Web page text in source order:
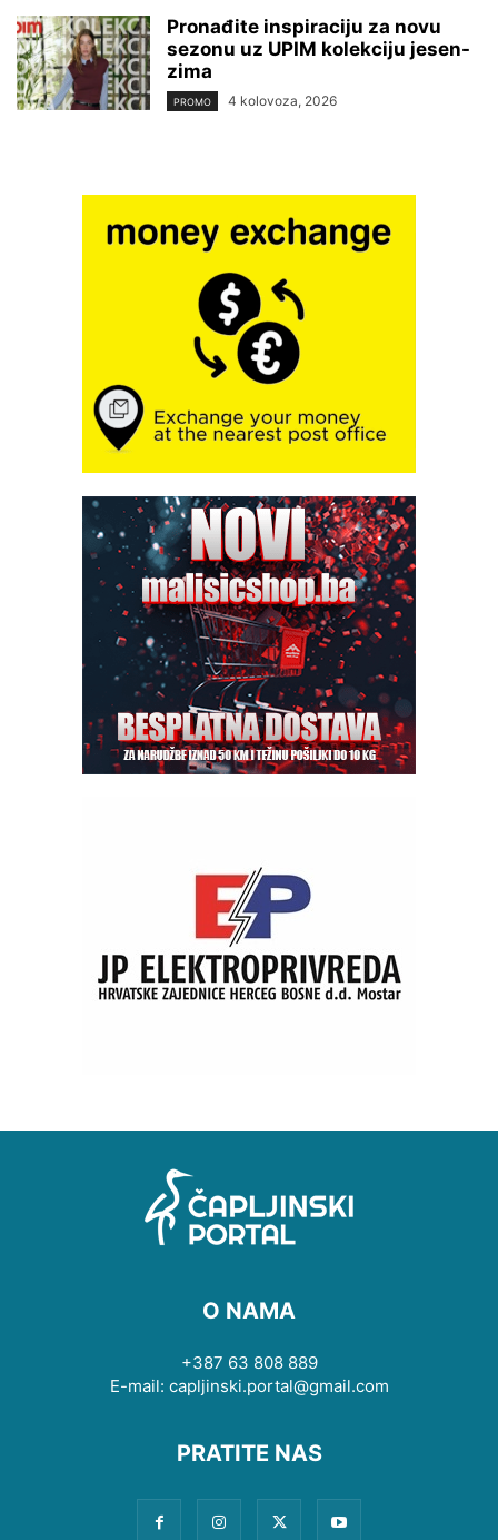
Pronađite inspiraciju za novu
sezonu uz UPIM kolekciju jesen-
zima
PROMO 4 kolovoza, 2026
O NAMA
+387 63 808 889
E-mail: capljinski.portal@gmail.com
PRATITE NAS